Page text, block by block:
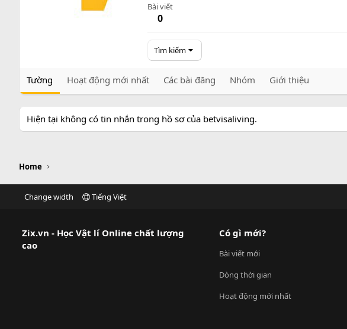
Bài viết
0
Tìm kiếm
Tường Hoạt động mới nhất Các bài đăng Nhóm Giới thiệu
Hiện tại không có tin nhắn trong hồ sơ của betvisaliving.
Home
Change width Tiếng Việt
Zix.vn - Học Vật lí Online chất lượng
cao
Có gì mới?
Bài viết mới
Dòng thời gian
Hoạt động mới nhất